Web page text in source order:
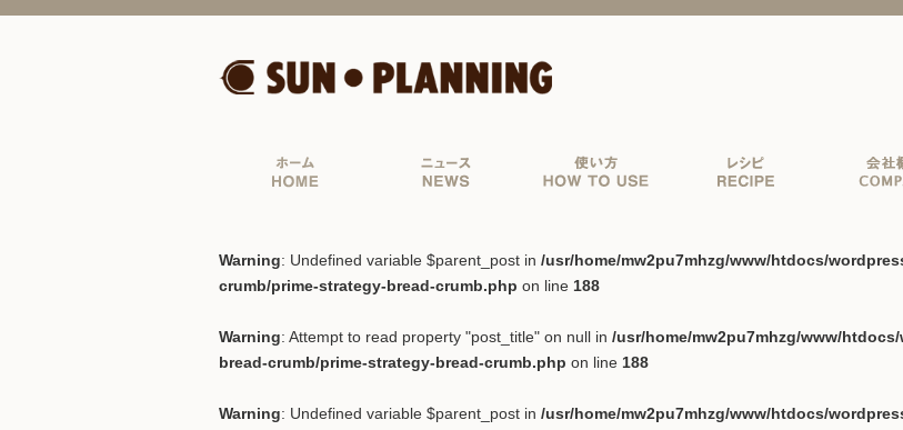
Warning: Undefined variable $parent_post in /usr/home/mw2pu7mhzg/www/htdocs/
crumb/prime-strategy-bread-crumb.php on line 188
Warning: Attempt to read property "post_title" on null in /usr/home/mw2pu7mhzg/www/
bread-crumb/prime-strategy-bread-crumb.php on line 188
Warning: Undefined variable $parent_post in /usr/home/mw2pu7mhzg/www/htdocs/